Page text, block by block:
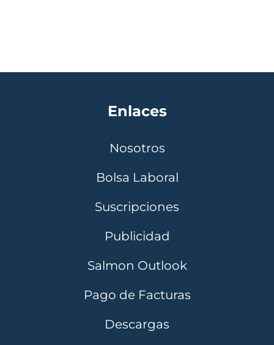
Enlaces
Nosotros
Bolsa Laboral
Suscripciones
Publicidad
Salmon Outlook
Pago de Facturas
Descargas